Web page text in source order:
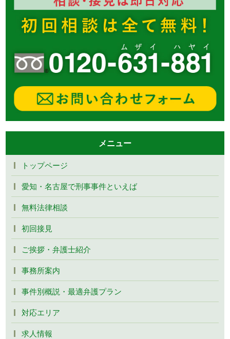
メニュー
トップページ
愛知・名古屋で刑事事件といえば
無料法律相談
初回接見
ご挨拶・弁護士紹介
事務所案内
事件別概説・最適弁護プラン
対応エリア
求人情報